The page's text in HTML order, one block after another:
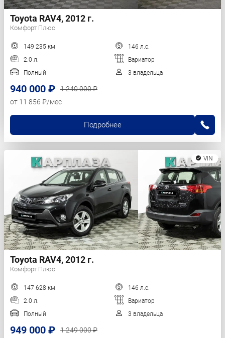
Toyota RAV4, 2012 г.
Комфорт Плюс
149 235 км
146 л.с.
2.0 л.
Вариатор
Полный
3 владельца
940 000 ₽
1 240 000 ₽
от 11 856 ₽/мес
Подробнее
VIN
Toyota RAV4, 2012 г.
Комфорт Плюс
147 628 км
146 л.с.
2.0 л.
Вариатор
Полный
3 владельца
949 000 ₽
1 249 000 ₽